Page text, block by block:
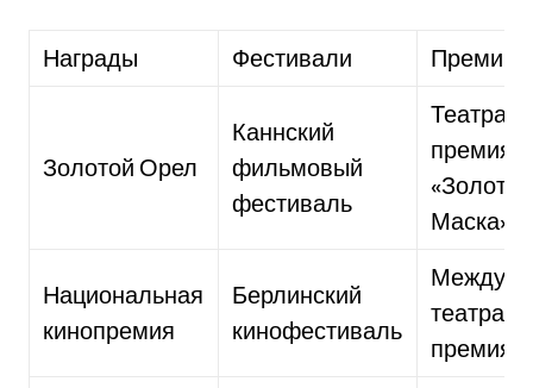
Награды Фестивали Премии
Золотой Орел
Каннский
фильмовый
фестиваль
премия
«Золотая
Маска»
Национальная
кинопремия
Берлинский
кинофестиваль
премия